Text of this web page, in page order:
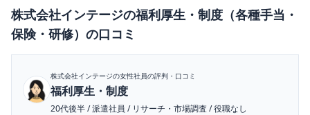
株式会社インテージの福利厚生・制度（各種手当・
保険・研修） の口コミ
株式会社インテージの女性社員の評判・口コミ
福利厚生・制度
20代後半/派遣社員 / リサーチ・市場調査 /役職なし